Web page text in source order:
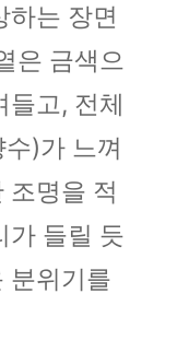
하는 장면
은 금색으
들고, 전체
)가 느껴
조명을 적
가 들릴 듯
분위기를